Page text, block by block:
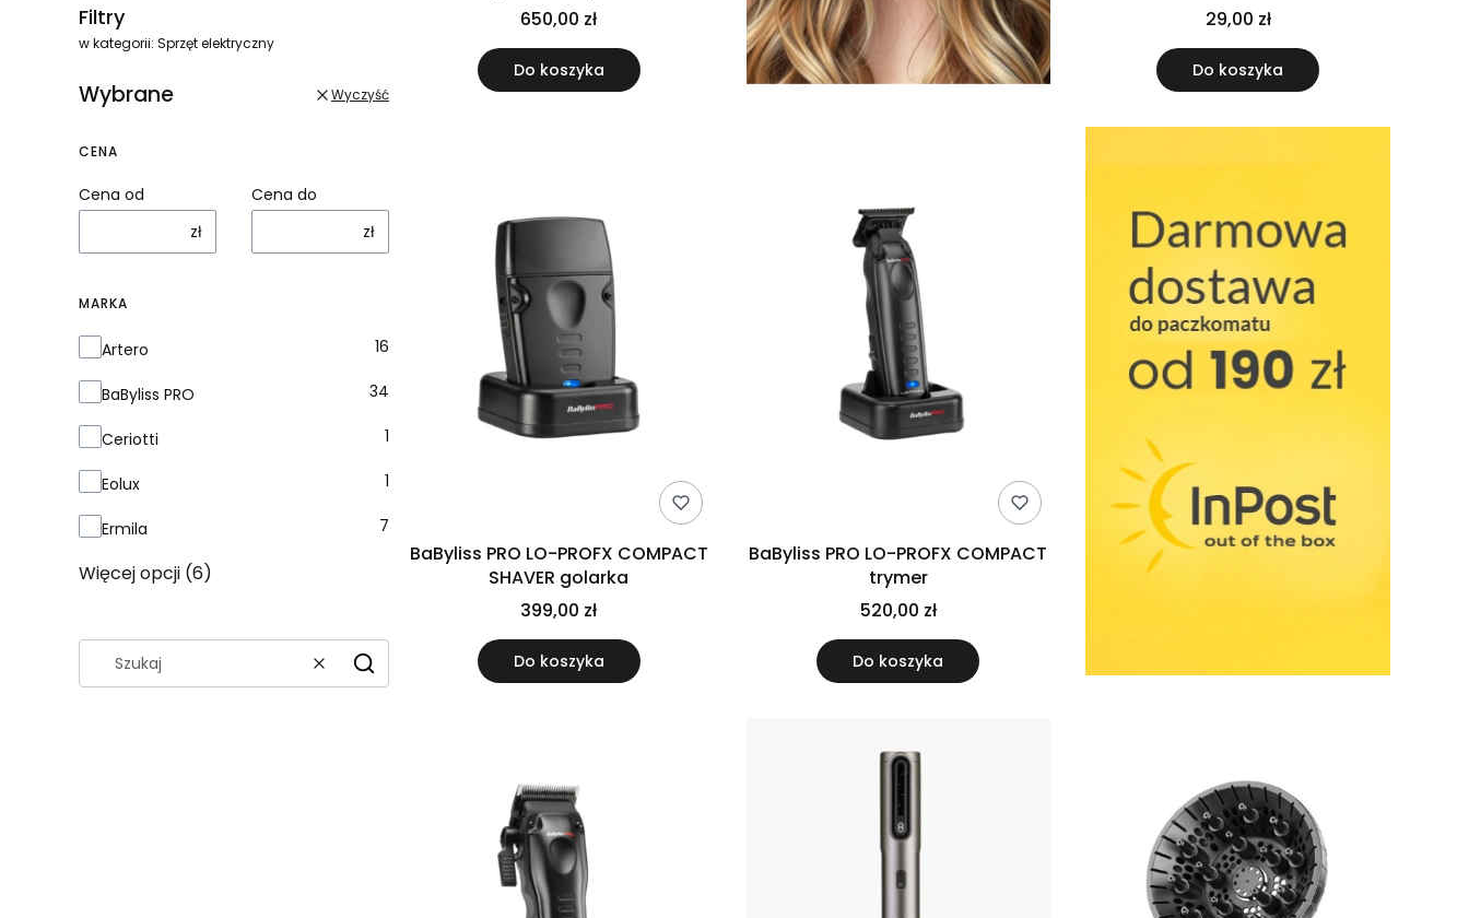
Filtry
w kategorii: Sprzęt elektryczny
Wybrane Wyczyść
CENA
Cena od
zł
Cena do
zł
MARKA
Marka
Artero 16
BaByliss PRO 34
Ceriotti 1
Eolux 1
Ermila 7
Więcej opcji (6)
WyczyśćSzukaj
650,00 zł
Do koszyka
29,00 zł
Do koszyka
BaByliss PRO LO-PROFX COMPACT
SHAVER golarka
399,00 zł
Do koszyka
BaByliss PRO LO-PROFX COMPACT
trymer
520,00 zł
Do koszyka